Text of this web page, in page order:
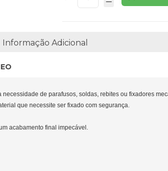
Informação Adicional
de parafusos, soldas, rebites ou fixadores
que necessite ser fixado com segurança.
acabamento final impecável.